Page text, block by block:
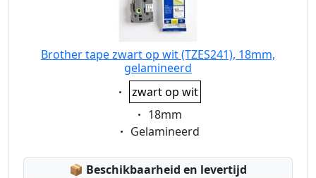
Brother tape zwart op wit (TZES241), 18mm,
gelamineerd
Eigenschaft:
zwart op wit
Eigenschaft:
18mm
Eigenschaft:
Gelamineerd
📦 Lagerstatus:
Beschikbaarheid en levertijd